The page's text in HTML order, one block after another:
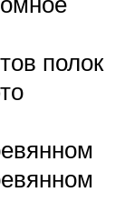
полок